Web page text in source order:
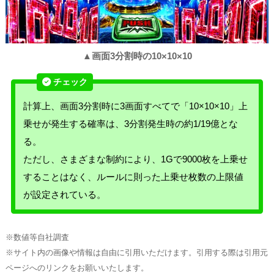
▲画面3分割時の10×10×10
計算上、画面3分割時に3画面すべてで「10×10×10」上
乗せが発生する確率は、3分割発生時の約1/19億とな
る。
ただし、さまざまな制約により、1Gで9000枚を上乗せ
することはなく、ルールに則った上乗せ枚数の上限値
が設定されている。
※数値等自社調査
※サイト内の画像や情報は自由に引用いただけます。引用する際は引用元
ページへのリンクをお願いいたします。